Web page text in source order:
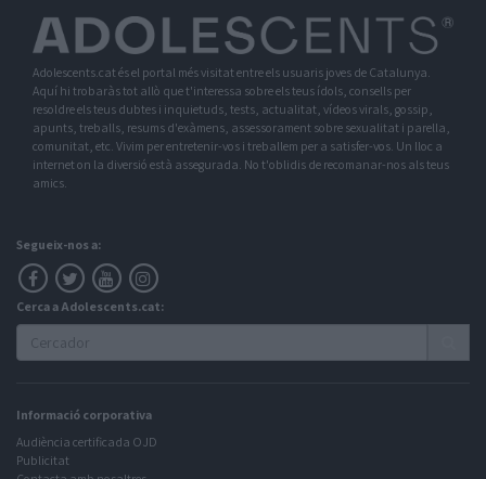
Adolescents.cat és el portal més visitat entre els usuaris joves de Catalunya.
Aquí hi trobaràs tot allò que t'interessa sobre els teus ídols, consells per
resoldre els teus dubtes i inquietuds, tests, actualitat, vídeos virals, gossip,
apunts, treballs, resums d'exàmens, assessorament sobre sexualitat i parella,
comunitat, etc. Vivim per entretenir-vos i treballem per a satisfer-vos. Un lloc a
internet on la diversió està assegurada. No t'oblidis de recomanar-nos als teus
amics.
Segueix-nos a:
Cerca a Adolescents.cat:
Informació corporativa
Audiència certificada OJD
Publicitat